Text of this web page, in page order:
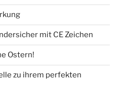
mit CE Zeichen
Ostern!
zu ihrem perfekten